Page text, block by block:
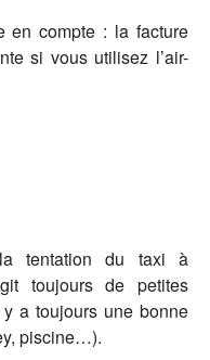
en compte : la facture
si vous utilisez l’air-
tentation du taxi à
toujours de petites
a toujours une bonne
piscine…).